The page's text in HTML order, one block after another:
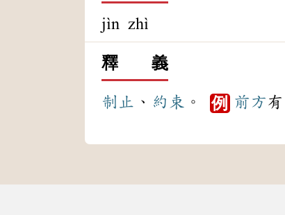
jìn zhì
釋 義
制止 、 約束 。 例 前方有